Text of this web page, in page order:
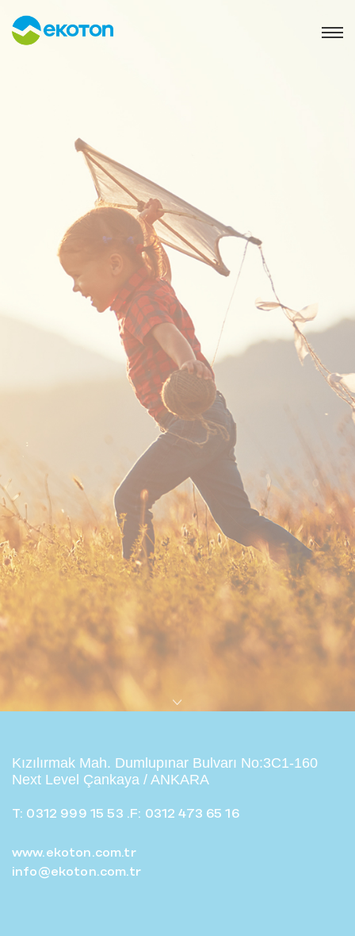
FarklÄ±lÄ±ÄŸÄ±
keÅŸfet.
Kızılırmak Mah. Dumlupınar Bulvarı No:3C1-160
Next Level Çankaya / ANKARA
T: 0312 999 15 53 .F: 0312 473 65 16
www.ekoton.com.tr
info@ekoton.com.tr
Ekoton Marine Web